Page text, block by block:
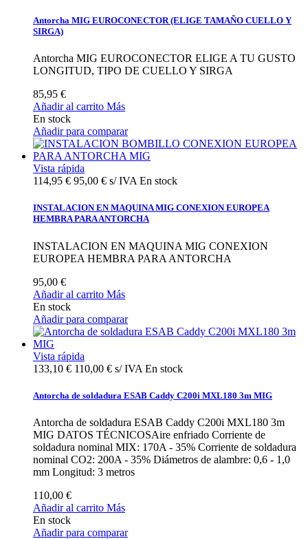
Antorcha MIG EUROCONECTOR (ELIGE TAMAÑO CUELLO Y
SIRGA)
Antorcha MIG EUROCONECTOR ELIGE A TU GUSTO
LONGITUD, TIPO DE CUELLO Y SIRGA
85,95 €
Añadir al carrito Más
En stock
Añadir para comparar
Vista rápida
114,95 € 95,00 € s/ IVA En stock
INSTALACION EN MAQUINA MIG CONEXION EUROPEA
HEMBRA PARA ANTORCHA
INSTALACION EN MAQUINA MIG CONEXION
EUROPEA HEMBRA PARA ANTORCHA
95,00 €
Añadir al carrito Más
En stock
Añadir para comparar
Vista rápida
133,10 € 110,00 € s/ IVA En stock
Antorcha de soldadura ESAB Caddy C200i MXL180 3m MIG
Antorcha de soldadura ESAB Caddy C200i MXL180 3m
MIG DATOS TÉCNICOSAire enfriado Corriente de
soldadura nominal MIX: 170A - 35% Corriente de soldadura
nominal CO2: 200A - 35% Diámetros de alambre: 0,6 - 1,0
mm Longitud: 3 metros
110,00 €
Añadir al carrito Más
En stock
Añadir para comparar